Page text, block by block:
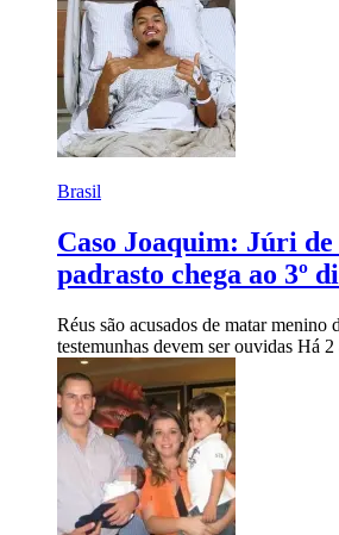
Brasil
Caso Joaquim: Júri de
padrasto chega ao 3º
Réus são acusados de matar menino
testemunhas devem ser ouvidas Há 2